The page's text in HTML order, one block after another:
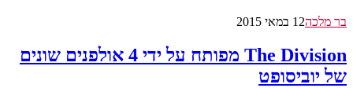
בר מלכה12 במאי 2015
The Division מפותח על ידי 4 אולפנים שונים
של יוביסופט